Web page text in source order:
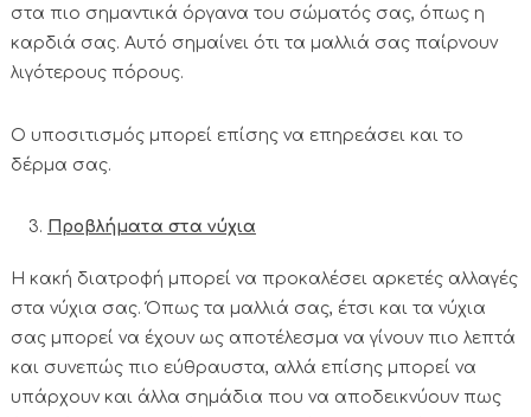
στα πιο σημαντικά όργανα του σώματός σας, όπως η
καρδιά σας. Αυτό σημαίνει ότι τα μαλλιά σας παίρνουν
λιγότερους πόρους.
Ο υποσιτισμός μπορεί επίσης να επηρεάσει και το
δέρμα σας.
Προβλήματα στα νύχια
Η κακή διατροφή μπορεί να προκαλέσει αρκετές αλλαγές
στα νύχια σας. Όπως τα μαλλιά σας, έτσι και τα νύχια
σας μπορεί να έχουν ως αποτέλεσμα να γίνουν πιο λεπτά
και συνεπώς πιο εύθραυστα, αλλά επίσης μπορεί να
υπάρχουν και άλλα σημάδια που να αποδεικνύουν πως